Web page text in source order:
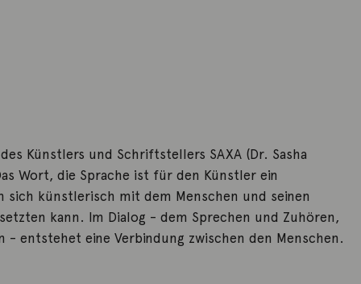
Künstlers und Schriftstellers SAXA (Dr. Sasha
Wort, die Sprache ist für den Künstler ein
sich künstlerisch mit dem Menschen und seinen
kann. Im Dialog - dem Sprechen und Zuhören,
- entstehet eine Verbindung zwischen den Menschen.